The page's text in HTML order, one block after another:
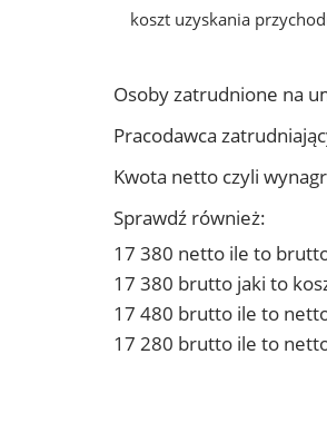
koszt uzyskania
Osoby zatrudnione na
Pracodawca
Kwota netto czyli
Sprawdź również:
17 380 netto ile to
17 380 brutto jaki to
17 480 brutto ile to
17 280 brutto ile to